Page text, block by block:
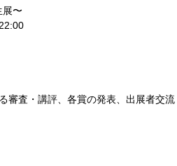
展〜
審査・講評、各賞の発表、出展者交流